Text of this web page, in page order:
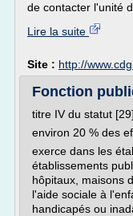
de contacter l'unité
Lire la suite
Site : http://
Fonction
titre IV du statut [29]
environ 20 % des
exerce dans les
établissements
hôpitaux, maisons
l'aide sociale à
handicapés ou